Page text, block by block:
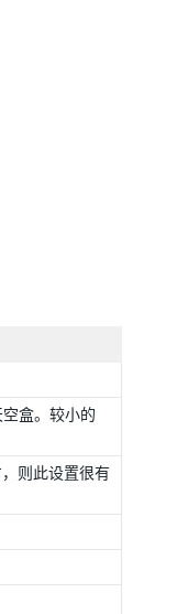
盒。较小的
则此设置很有